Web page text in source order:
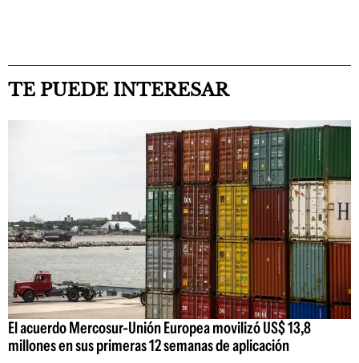
TE PUEDE INTERESAR
El acuerdo Mercosur-Unión Europea movilizó US$ 13,8
millones en sus primeras 12 semanas de aplicación